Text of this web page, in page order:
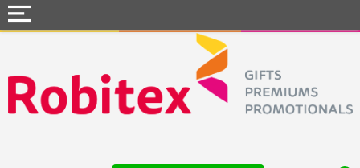
Webshops
Snel naar »